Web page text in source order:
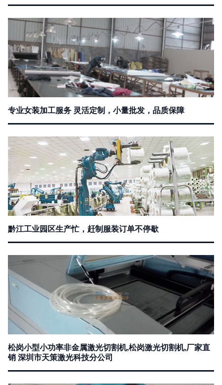
专业女装加工服务 灵活定制，小量批发，品质保障
黔江工业园区生产忙，赶制服装订单不停歇
松岗小型小功率非金属激光切割机,松岗激光切割机,厂家直
销 深圳市天策激光科技分公司